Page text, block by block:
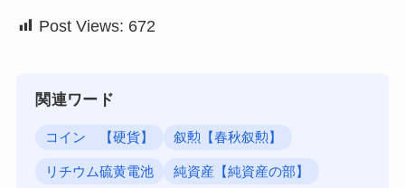
Post Views: 672
関連ワード
コイン 【硬貨】 叙勲【春秋叙勲】
リチウム硫黄電池 純資産【純資産の部】